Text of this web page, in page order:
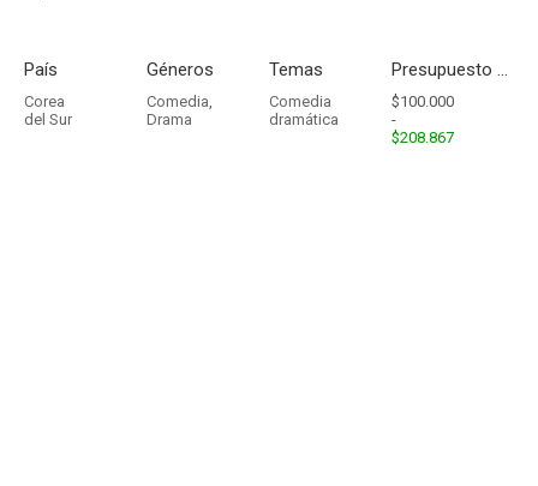
País
Corea
del Sur
Géneros
Comedia,
Drama
Temas
Comedia
dramática
Presupuesto - Ingresos
$100.000
-
$208.867